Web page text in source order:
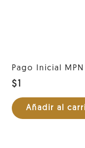
Pago Inicial
$1
Añadir al